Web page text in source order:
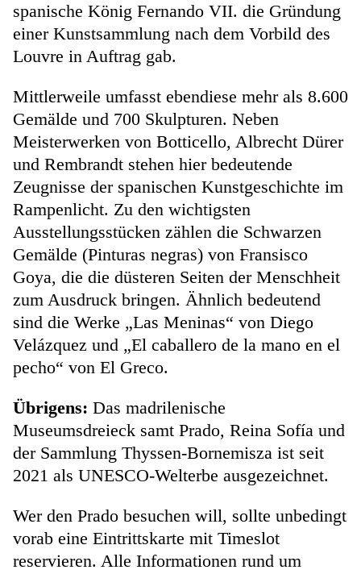
spanische König Fernando VII. die Gründung
einer Kunstsammlung nach dem Vorbild des
Louvre in Auftrag gab.
Mittlerweile umfasst ebendiese mehr als 8.600
Gemälde und 700 Skulpturen. Neben
Meisterwerken von Botticello, Albrecht Dürer
und Rembrandt stehen hier bedeutende
Zeugnisse der spanischen Kunstgeschichte im
Rampenlicht. Zu den wichtigsten
Ausstellungsstücken zählen die Schwarzen
Gemälde (Pinturas negras) von Fransisco
Goya, die die düsteren Seiten der Menschheit
zum Ausdruck bringen. Ähnlich bedeutend
sind die Werke „Las Meninas“ von Diego
Velázquez und „El caballero de la mano en el
pecho“ von El Greco.
Übrigens: Das madrilenische
Museumsdreieck samt Prado, Reina Sofía und
der Sammlung Thyssen-Bornemisza ist seit
2021 als UNESCO-Welterbe ausgezeichnet.
Wer den Prado besuchen will, sollte unbedingt
vorab eine Eintrittskarte mit Timeslot
reservieren. Alle Informationen rund um